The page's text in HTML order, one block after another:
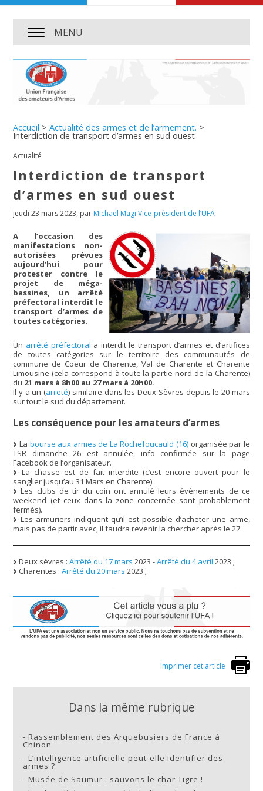
MENU
Accueil >Actualité des armes et de l’armement. >
Interdiction de transport d’armes en sud ouest
Actualité
Interdiction de transport
d’armes en sud ouest
jeudi 23 mars 2023, par Michaël Magi Vice-président de l’UFA
A l’occasion des
manifestations non-
autorisées prévues
aujourd’hui pour
protester contre le
projet de méga-
bassines, un arrêté
préfectoral interdit le
transport d’armes de
toutes catégories.
Un arrêté préfectoral a interdit le transport d’armes et d’artifices
de toutes catégories sur le territoire des communautés de
commune de Coeur de Charente, Val de Charente et Charente
Limousine (cela correspond à toute la partie nord de la Charente)
du 21 mars à 8h00 au 27 mars à 20h00.
Il y a un (arreté) similaire dans les Deux-Sèvres depuis le 20 mars
sur tout le sud du département.
Les conséquence pour les amateurs d’armes
La bourse aux armes de La Rochefoucauld (16)organisée par le
TSR dimanche 26 est annulée, info confirmée sur la page
Facebook de l’organisateur.
La chasse est de fait interdite (c’est encore ouvert pour le
sanglier jusqu’au 31 Mars en Charente).
Les clubs de tir du coin ont annulé leurs évènements de ce
weekend (et ceux dans la zone concernée sont probablement
fermés).
Les armuriers indiquent qu’il est possible d’acheter une arme,
mais pas de partir avec, il faudra revenir la chercher après le 27.
Deux sèvres :Arrêté du 17 mars 2023 -Arrêté du 4 avril 2023 ;
Charentes :Arrêté du 20 mars 2023 ;
Imprimer cet article
Dans la même rubrique
-Rassemblement des Arquebusiers de France à
Chinon
-L’intelligence artificielle peut-elle identifier des
armes ?
-Musée de Saumur : sauvons le char Tigre !